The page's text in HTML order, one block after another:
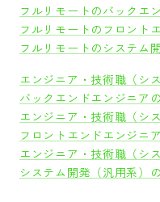
フルリモートのバックエ
フルリモートのフロント
フルリモートのシステム
エンジニア・技術職（シ
バックエンドエンジニア
エンジニア・技術職（シ
フロントエンドエンジニ
エンジニア・技術職（シ
システム開発（汎用系）